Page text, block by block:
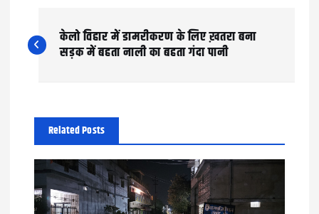
o
a
v
केलो विहार में डामरीकरण के लिए ख़तरा बना
सड़क में बहता नाली का बहता गंदा पानी
Related Posts